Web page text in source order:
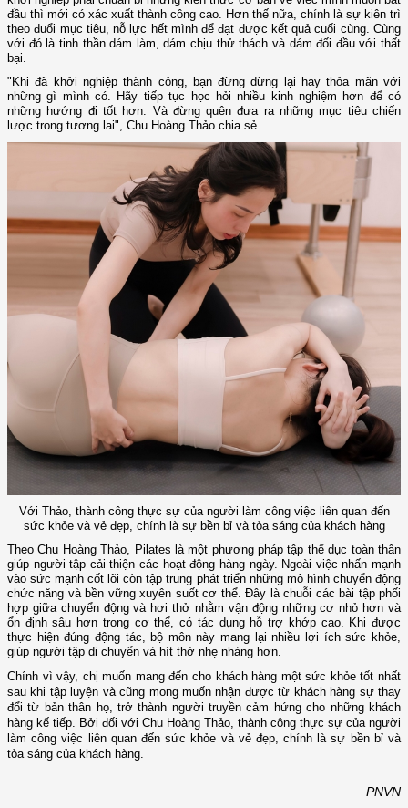
đầu thì mới có xác xuất thành công cao. Hơn thế nữa, chính là sự kiên trì
theo đuổi mục tiêu, nỗ lực hết mình để đạt được kết quả cuối cùng. Cùng
với đó là tinh thần dám làm, dám chịu thử thách và dám đối đầu với thất
bại.
"Khi đã khởi nghiệp thành công, bạn đừng dừng lại hay thỏa mãn với
những gì mình có. Hãy tiếp tục học hỏi nhiều kinh nghiệm hơn để có
những hướng đi tốt hơn. Và đừng quên đưa ra những mục tiêu chiến
lược trong tương lai", Chu Hoàng Thảo chia sẻ.
Với Thảo, thành công thực sự của người làm công việc liên quan đến
sức khỏe và vẻ đẹp, chính là sự bền bỉ và tỏa sáng của khách hàng
Theo Chu Hoàng Thảo, Pilates là một phương pháp tập thể dục toàn thân
giúp người tập cải thiện các hoạt động hàng ngày. Ngoài việc nhấn mạnh
vào sức mạnh cốt lõi còn tập trung phát triển những mô hình chuyển động
chức năng và bền vững xuyên suốt cơ thể. Đây là chuỗi các bài tập phối
hợp giữa chuyển động và hơi thở nhằm vận động những cơ nhỏ hơn và
ổn định sâu hơn trong cơ thể, có tác dụng hỗ trợ khớp cao. Khi được
thực hiện đúng động tác, bộ môn này mang lại nhiều lợi ích sức khỏe,
giúp người tập di chuyển và hít thở nhẹ nhàng hơn.
Chính vì vậy, chị muốn mang đến cho khách hàng một sức khỏe tốt nhất
sau khi tập luyện và cũng mong muốn nhận được từ khách hàng sự thay
đổi từ bản thân họ, trở thành người truyền cảm hứng cho những khách
hàng kế tiếp. Bởi đối với Chu Hoàng Thảo, thành công thực sự của người
làm công việc liên quan đến sức khỏe và vẻ đẹp, chính là sự bền bỉ và
tỏa sáng của khách hàng.
PNVN